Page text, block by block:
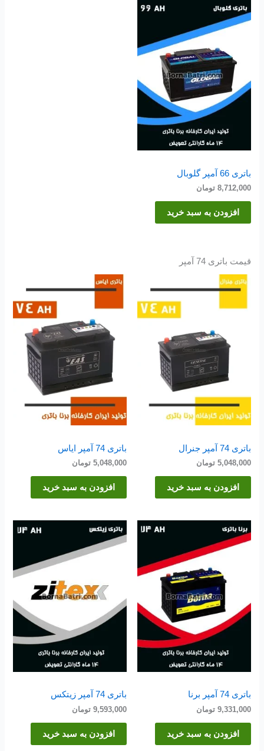
باتری 66 آمپر گلوبال
8,712,000 تومان
افزودن به سبد خرید
قیمت باتری 74 آمپر
باتری 74 آمپر جنرال
5,048,000 تومان
افزودن به سبد خرید
باتری 74 آمپر ایاس
5,048,000 تومان
افزودن به سبد خرید
باتری 74 آمپر برنا
9,331,000 تومان
افزودن به سبد خرید
باتری 74 آمپر زیتکس
9,593,000 تومان
افزودن به سبد خرید